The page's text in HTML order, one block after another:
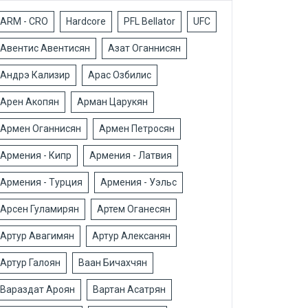
ARM - CRO Hardcore PFL Bellator UFC
Авентис Авентисян Азат Оганнисян
Андрэ Кализир Арас Озбилис
Арен Акопян Арман Царукян
Армен Оганнисян Армен Петросян
Армения - Кипр Армения - Латвия
Армения - Турция Армения - Уэльс
Арсен Гуламирян Артем Оганесян
Артур Авагимян Артур Алексанян
Артур Галоян Ваан Бичахчян
Вараздат Ароян Вартан Асатрян